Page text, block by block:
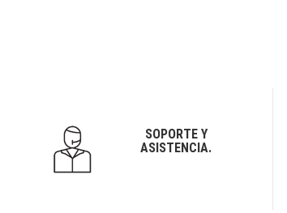
SOPORTE Y
ASISTENCIA.